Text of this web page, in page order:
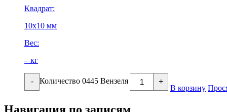
Квадрат:
10х10 мм
Вес:
– кг
- Количество 0445 Вензеля +
В корзину
Навигация по записям